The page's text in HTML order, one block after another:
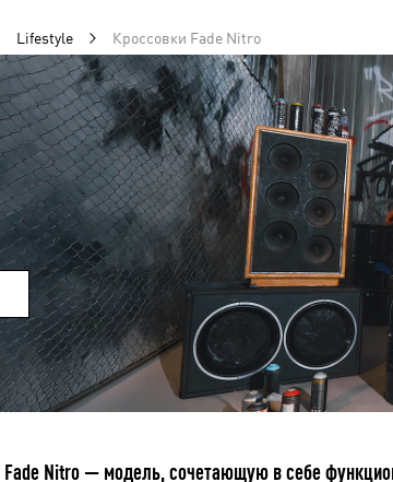
Lifestyle Кроссовки Fade Nitro
Fade Nitro — модель, сочетающую в себе